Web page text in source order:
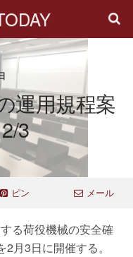
運用規程案
3
ピン メール
る荷役機械の安全確
月3日に開催する。